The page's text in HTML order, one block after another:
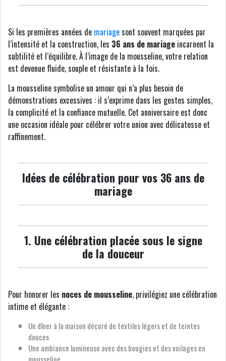
Si les premières années de mariagesont souvent marquées par
l’intensité et la construction, les 36 ans de mariage incarnent la
subtilité et l’équilibre. À l’image de la mousseline, votre relation
est devenue fluide, souple et résistante à la fois.
La mousseline symbolise un amour qui n’a plus besoin de
démonstrations excessives : il s’exprime dans les gestes simples,
la complicité et la confiance mutuelle. Cet anniversaire est donc
une occasion idéale pour célébrer votre union avec délicatesse et
raffinement.
Idées de célébration pour vos 36 ans de
mariage
1. Une célébration placée sous le signe
de la douceur
Pour honorer les noces de mousseline, privilégiez une célébration
intime et élégante :
Un dîner à la maison décoré de textiles légers et de teintes
douces
Une ambiance lumineuse avec des bougies et des voilages en